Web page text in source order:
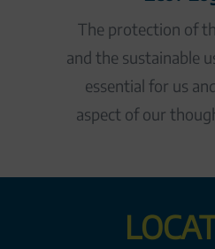
The protection of
and the sustainable
essential for us
aspect of our